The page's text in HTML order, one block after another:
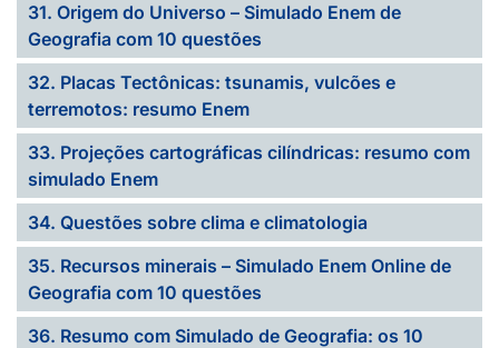
31. Origem do Universo – Simulado Enem de
Geografia com 10 questões
32. Placas Tectônicas: tsunamis, vulcões e
terremotos: resumo Enem
33. Projeções cartográficas cilíndricas: resumo com
simulado Enem
34. Questões sobre clima e climatologia
35. Recursos minerais – Simulado Enem Online de
Geografia com 10 questões
36. Resumo com Simulado de Geografia: os 10